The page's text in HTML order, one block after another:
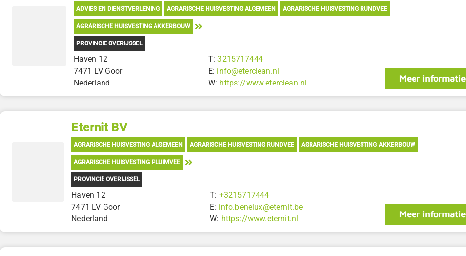
ADVIES EN DIENSTVERLENING AGRARISCHE HUISVESTING ALGEMEEN AGRARISCHE HUISVESTING RUNDVEE
AGRARISCHE HUISVESTING AKKERBOUW
PROVINCIE OVERIJSSEL
Haven 12
7471 LV Goor
Nederland
T:3215717444
E: info@eterclean.nl
W: https://www.eterclean.nl Meer informatie
Eternit BV
AGRARISCHE HUISVESTING ALGEMEEN AGRARISCHE HUISVESTING RUNDVEE AGRARISCHE HUISVESTING AKKERBOUW
AGRARISCHE HUISVESTING PLUIMVEE
PROVINCIE OVERIJSSEL
Haven 12
7471 LV Goor
Nederland
T: +3215717444
E: info.benelux@eternit.be
W: https://www.eternit.nl Meer informatie